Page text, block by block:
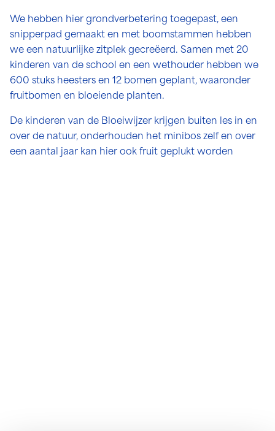
We hebben hier grondverbetering toegepast, een
snipperpad gemaakt en met boomstammen hebben
we een natuurlijke zitplek gecreëerd. Samen met 20
kinderen van de school en een wethouder hebben we
600 stuks heesters en 12 bomen geplant, waaronder
fruitbomen en bloeiende planten.
De kinderen van de Bloeiwijzer krijgen buiten les in en
over de natuur, onderhouden het minibos zelf en over
een aantal jaar kan hier ook fruit geplukt worden